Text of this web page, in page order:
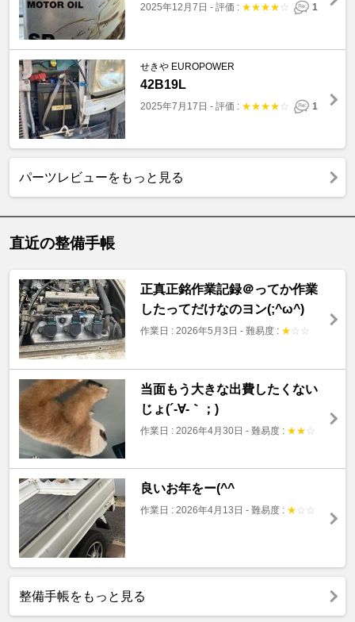
2025年12月7日 - 評価 : ★★★★ ☆ 1
せきや EUROPOWER
42B19L
2025年7月17日 - 評価 : ★★★★ ☆ 1
パーツレビューをもっと見る
直近の整備手帳
正真正銘作業記録＠ってか作業
したってだけなのヨン(;^ω^)
作業日 : 2026年5月3日 - 難易度 : ★ ☆ ☆
当面もう大きな出費したくない
じょ(´-∀-｀；)
作業日 : 2026年4月30日 - 難易度 : ★★ ☆
良いお年をー(^^ゞ
作業日 : 2026年4月13日 - 難易度 : ★ ☆ ☆
整備手帳をもっと見る